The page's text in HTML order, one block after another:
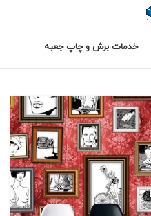
خدمات برش و چاپ جعبه